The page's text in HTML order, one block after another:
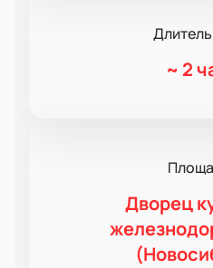
~ 2
Дворец